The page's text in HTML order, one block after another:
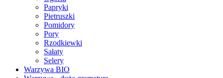
Papryki
Pietruszki
Pomidory
Pory
Rzodkiewki
Sałaty
Selery
Warzywa BIO